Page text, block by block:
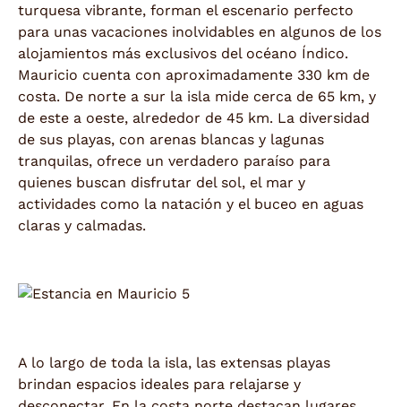
turquesa vibrante, forman el escenario perfecto
para unas vacaciones inolvidables en algunos de los
alojamientos más exclusivos del océano Índico.
Mauricio cuenta con aproximadamente 330 km de
costa. De norte a sur la isla mide cerca de 65 km, y
de este a oeste, alrededor de 45 km. La diversidad
de sus playas, con arenas blancas y lagunas
tranquilas, ofrece un verdadero paraíso para
quienes buscan disfrutar del sol, el mar y
actividades como la natación y el buceo en aguas
claras y calmadas.
A lo largo de toda la isla, las extensas playas
brindan espacios ideales para relajarse y